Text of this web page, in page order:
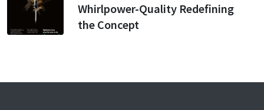
Whirlpower-Quality Redefining
the Concept